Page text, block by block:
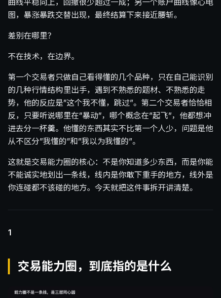
曲线平稳向上，回撤很少超过一成；另一个账户曲线像心电
图，暴涨暴跌交替出现，最终结算下来接近腰斩。
差别在哪里？
不在技术，在边界。
第一个交易者只做自己看得懂的几个品种，只在自己能识别
的几种行情结构里出手，遇到不熟悉的题材、不熟悉的走
势，他的反应是”这个我不懂，跳过”。第二个交易者恰恰相
反，只要听说哪里在”暴动”，哪个概念在”起飞”，他都想冲
进去分一杯羹。他懂的东西其实不比第一个人少，问题是他
从不区分”我懂的”和”我以为我懂的”。
这就是交易能力圈的核心：不是你知道多少东西，而是你能
不能诚实地划出一条线，线内是你敢下重手的地方，线外是
你连碰都不该碰的地方。今天就把这件事拆开讲清楚。
1
交易能力圈，到底指的是什么